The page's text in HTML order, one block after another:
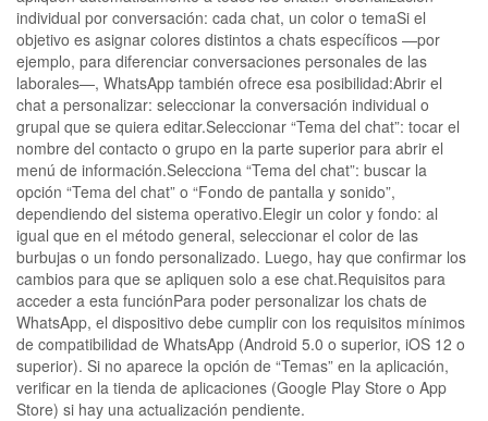
individual por conversación: cada chat, un color o temaSi el
objetivo es asignar colores distintos a chats específicos —por
ejemplo, para diferenciar conversaciones personales de las
laborales—, WhatsApp también ofrece esa posibilidad:Abrir el
chat a personalizar: seleccionar la conversación individual o
grupal que se quiera editar.Seleccionar “Tema del chat”: tocar el
nombre del contacto o grupo en la parte superior para abrir el
menú de información.Selecciona “Tema del chat”: buscar la
opción “Tema del chat” o “Fondo de pantalla y sonido”,
dependiendo del sistema operativo.Elegir un color y fondo: al
igual que en el método general, seleccionar el color de las
burbujas o un fondo personalizado. Luego, hay que confirmar los
cambios para que se apliquen solo a ese chat.Requisitos para
acceder a esta funciónPara poder personalizar los chats de
WhatsApp, el dispositivo debe cumplir con los requisitos mínimos
de compatibilidad de WhatsApp (Android 5.0 o superior, iOS 12 o
superior). Si no aparece la opción de “Temas” en la aplicación,
verificar en la tienda de aplicaciones (Google Play Store o App
Store) si hay una actualización pendiente.